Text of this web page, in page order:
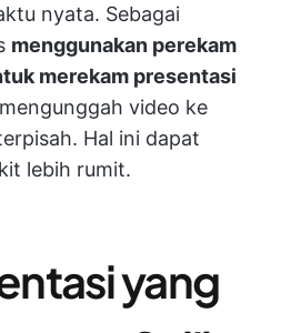
nyata. Sebagai
menggunakan perekam
merekam presentasi
video ke
Hal ini dapat
lebih rumit.
yang